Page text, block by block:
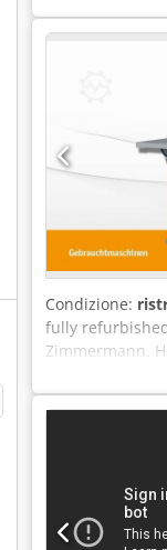
Condizione:
fully
Zimmermann.
width: 250
750 x 350 mm -
Incl. angle
Weight: 470
completely
have also
machine with
have any